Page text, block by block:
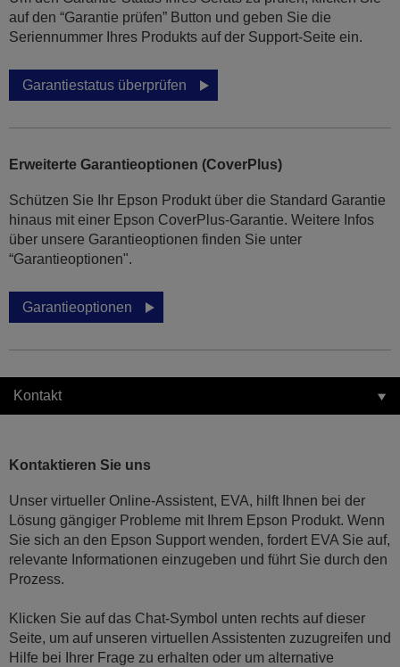
auf den “Garantie prüfen” Button und geben Sie die
Seriennummer Ihres Produkts auf der Support-Seite ein.
Garantiestatus überprüfen
Erweiterte Garantieoptionen (CoverPlus)
Schützen Sie Ihr Epson Produkt über die Standard Garantie
hinaus mit einer Epson CoverPlus-Garantie. Weitere Infos
über unsere Garantieoptionen finden Sie unter
“Garantieoptionen".
Garantieoptionen
Kontakt
Kontaktieren Sie uns
Unser virtueller Online-Assistent, EVA, hilft Ihnen bei der
Lösung gängiger Probleme mit Ihrem Epson Produkt. Wenn
Sie sich an den Epson Support wenden, fordert EVA Sie auf,
relevante Informationen einzugeben und führt Sie durch den
Prozess.
Klicken Sie auf das Chat-Symbol unten rechts auf dieser
Seite, um auf unseren virtuellen Assistenten zuzugreifen und
Hilfe bei Ihrer Frage zu erhalten oder um alternative